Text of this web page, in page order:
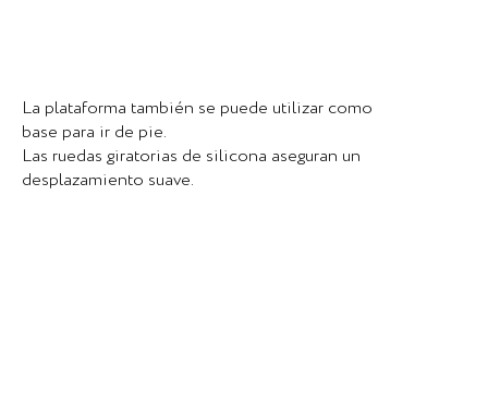
La plataforma también se puede utilizar como
base para ir de pie.
Las ruedas giratorias de silicona aseguran un
desplazamiento suave.